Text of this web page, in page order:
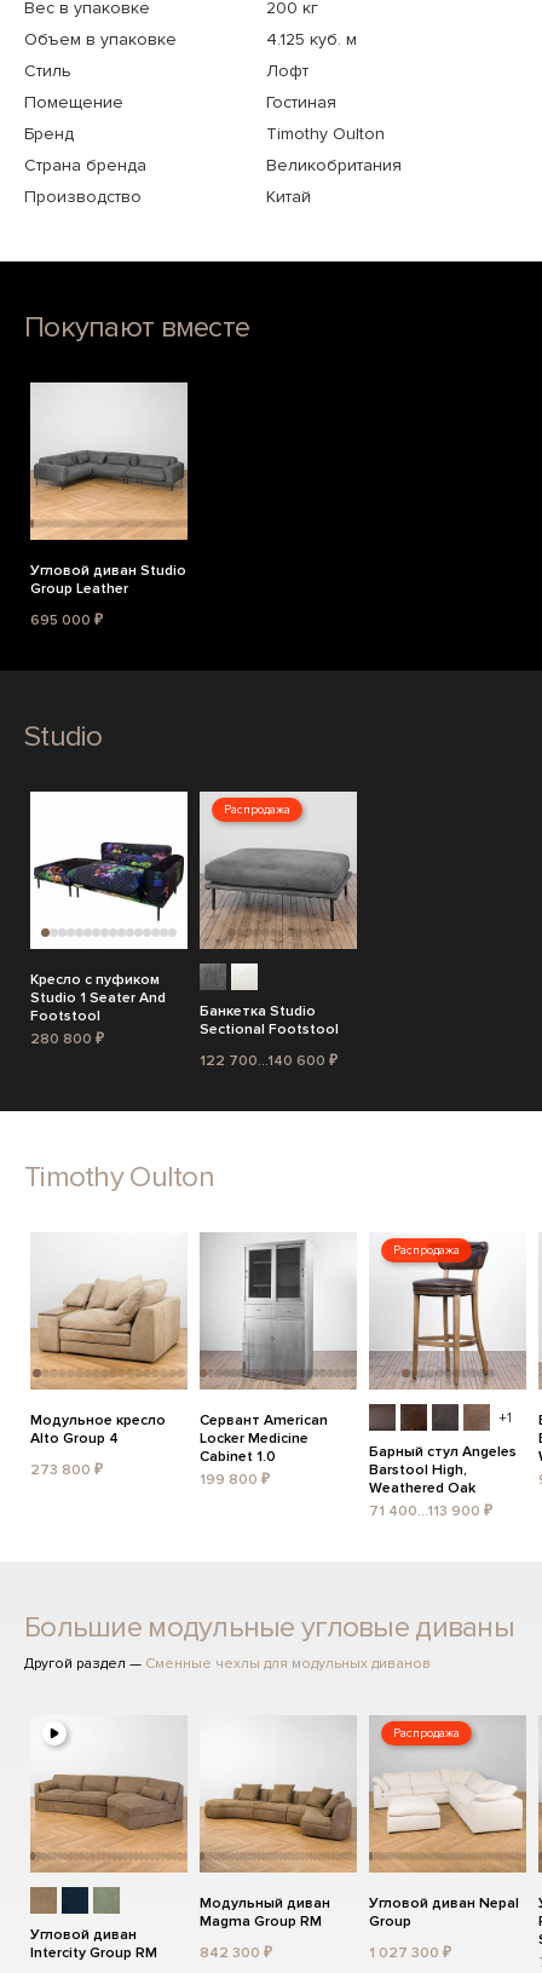
Вес в упаковке
200 кг
Объем в упаковке
4.125 куб. м
Стиль
Лофт
Помещение
Гостиная
Бренд
Timothy Oulton
Страна бренда
Великобритания
Производство
Китай
Покупают вместе
Угловой диван Studio
Group Leather
695 000 ₽
Studio
Кресло с пуфиком
Studio 1 Seater And
Footstool
280 800 ₽
Распродажа
Банкетка Studio
Sectional Footstool
122 700...140 600 ₽
Timothy Oulton
Модульное кресло
Alto Group 4
273 800 ₽
Сервант American
Locker Medicine
Cabinet 1.0
199 800 ₽
Распродажа
+1
Барный стул Angeles
Barstool High,
Weathered Oak
71 400...113 900 ₽
Большие модульные угловые диваны
Другой раздел — Сменные чехлы для модульных диванов
Угловой диван
Intercity Group RM
Модульный диван
Magma Group RM
842 300 ₽
Распродажа
Угловой диван Nepal
Group
1 027 300 ₽